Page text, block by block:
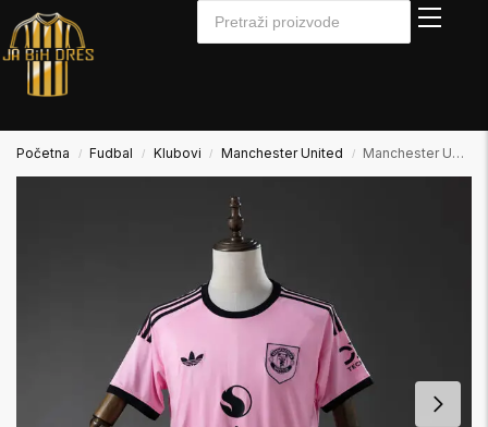
Početna / Fudbal / Klubovi / Manchester United / Manchester United 2025/2026 Away Golmanski